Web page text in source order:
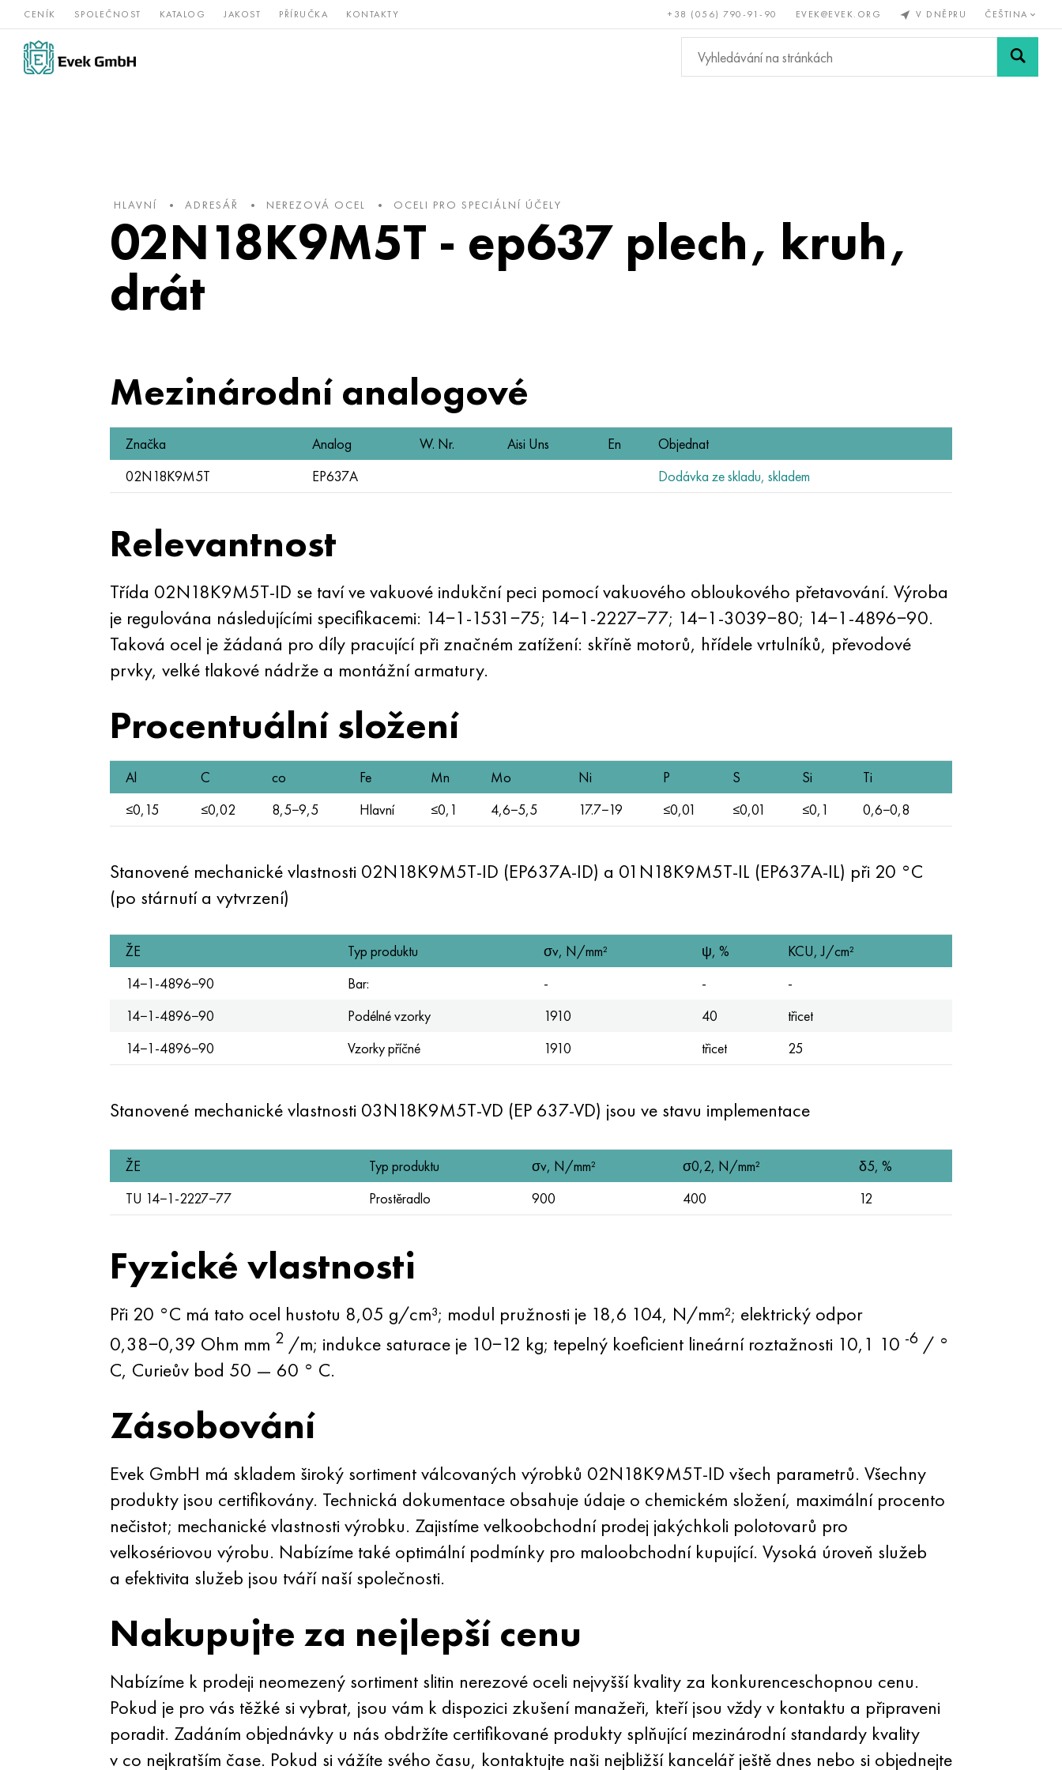
CENÍK SPOLEČNOST KATALOG JAKOST PŘÍRUČKA KONTAKTY +38 (056) 790-91-90 EVEK@EVEK.ORG V DNĚPRU ČEŠTINA
Slitiny
niklu
nerezová Vzácné a Bronz, měď, Neželezné
kovy
Legovaná Sítě a
HLAVNÍ ADRESÁŘ NEREZOVÁ OCEL OCELI PRO SPECIÁLNÍ ÚČELY
02N18K9M5T - ep637 plech, kruh,
drát
Mezinárodní analogové
Značka Analog W. Nr. Aisi Uns En
Objednat
02N18K9M5T
EP637A Dodávka ze skladu, skladem
Relevantnost
Třída 02N18K9M5T-ID se taví ve vakuové indukční peci pomocí vakuového obloukového přetavování. Výroba
je regulována následujícími specifikacemi: 14−1-1531−75; 14−1-2227−77; 14−1-3039−80; 14−1-4896−90.
Taková ocel je žádaná pro díly pracující při značném zatížení: skříně motorů, hřídele vrtulníků, převodové
prvky, velké tlakové nádrže a montážní armatury.
Procentuální složení
Al C co Fe Mn Mo Ni P S Si
Ti
≤0,15
≤0,02 8,5−9,5 Hlavní ≤0,1 4,6−5,5 17.7−19 ≤0,01 ≤0,01 ≤0,1 0,6−0,8
Stanovené mechanické vlastnosti 02N18K9M5T-ID (EP637A-ID) a 01N18K9M5T-IL (EP637A-IL) při 20 °C
(po stárnutí a vytvrzení)
ŽE Typ produktu σv, N/mm² ψ, %
KCU, J/cm²
14−1-4896−90
Bar: - -
-
14−1-4896−90
Podélné vzorky 1910 40
třicet
14−1-4896−90
Vzorky příčné 1910 třicet 25
Stanovené mechanické vlastnosti 03N18K9M5T-VD (EP 637-VD) jsou ve stavu implementace
ŽE Typ produktu σv, N/mm² σ0,2, N/mm²
δ5, %
TU 14−1-2227−77
Prostěradlo 900 400 12
Fyzické vlastnosti
Při 20 °C má tato ocel hustotu 8,05 g/cm³; modul pružnosti je 18,6 104, N/mm²; elektrický odpor
0,38−0,39 Ohm mm 2/m; indukce saturace je 10−12 kg; tepelný koeficient lineární roztažnosti 10,1 10 -6/ °
C, Curieův bod 50 — 60 ° C.
Zásobování
Evek GmbH má skladem široký sortiment válcovaných výrobků 02N18K9M5T-ID všech parametrů. Všechny
produkty jsou certifikovány. Technická dokumentace obsahuje údaje o chemickém složení, maximální procento
nečistot; mechanické vlastnosti výrobku. Zajistíme velkoobchodní prodej jakýchkoli polotovarů pro
velkosériovou výrobu. Nabízíme také optimální podmínky pro maloobchodní kupující. Vysoká úroveň služeb
a efektivita služeb jsou tváří naší společnosti.
Nakupujte za nejlepší cenu
Nabízíme k prodeji neomezený sortiment slitin nerezové oceli nejvyšší kvality za konkurenceschopnou cenu.
Pokud je pro vás těžké si vybrat, jsou vám k dispozici zkušení manažeři, kteří jsou vždy v kontaktu a připraveni
poradit. Zadáním objednávky u nás obdržíte certifikované produkty splňující mezinárodní standardy kvality
v co nejkratším čase. Pokud si vážíte svého času, kontaktujte naši nejbližší kancelář ještě dnes nebo si objednejte